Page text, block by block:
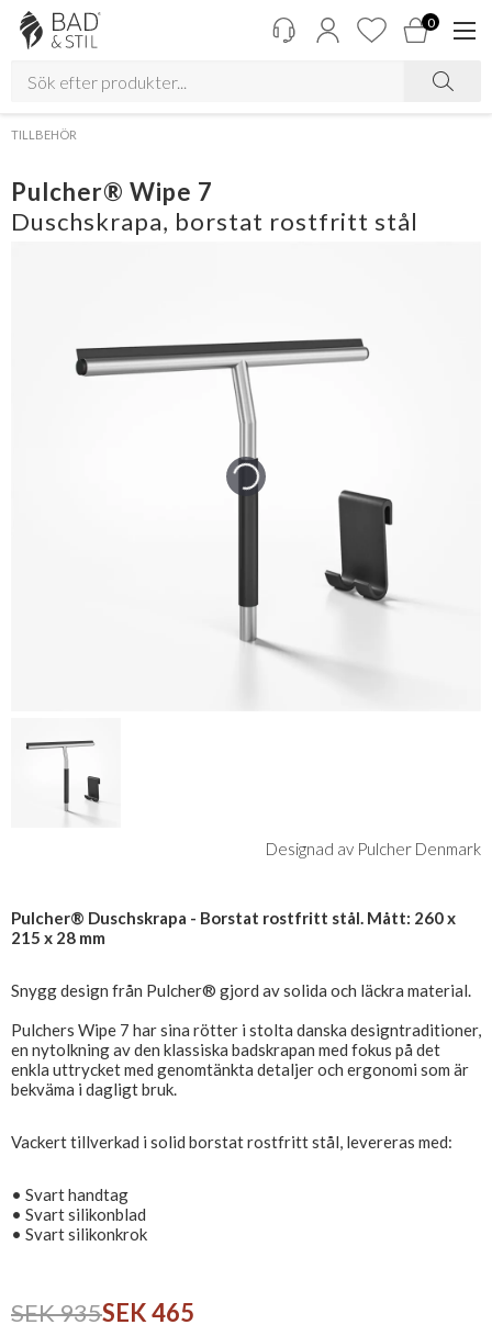
0
TILLBEHÖR
Pulcher® Wipe 7
Duschskrapa, borstat rostfritt stål
Designad av Pulcher Denmark
Pulcher® Duschskrapa - Borstat rostfritt stål. Mått: 260 x
215 x 28 mm
Snygg design från Pulcher® gjord av solida och läckra material.
Pulchers Wipe 7 har sina rötter i stolta danska designtraditioner,
en nytolkning av den klassiska badskrapan med fokus på det
enkla uttrycket med genomtänkta detaljer och ergonomi som är
bekväma i dagligt bruk.
Vackert tillverkad i solid borstat rostfritt stål, levereras med:
• Svart handtag
• Svart silikonblad
• Svart silikonkrok
SEK 935SEK 465